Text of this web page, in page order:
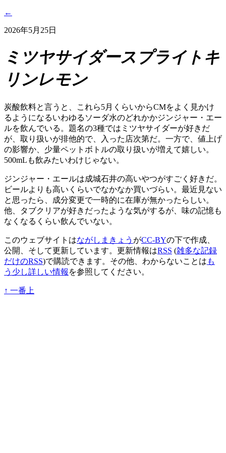
←
2026年5月25日
ミツヤサイダースプライトキ
リンレモン
炭酸飲料と言うと、これら5月くらいからCMをよく見かけ
るようになるいわゆるソーダ水のどれかかジンジャー・エー
ルを飲んでいる。題名の3種ではミツヤサイダーが好きだ
が、取り扱いが排他的で、入った店次第だ。一方で、値上げ
の影響か、少量ペットボトルの取り扱いが増えて嬉しい。
500mLも飲みたいわけじゃない。
ジンジャー・エールは成城石井の高いやつがすごく好きだ。
ビールよりも高いくらいでなかなか買いづらい。最近見ない
と思ったら、成分変更で一時的に在庫が無かったらしい。
他、タブクリアが好きだったような気がするが、味の記憶も
なくなるくらい飲んでいない。
このウェブサイトはながしまきょう がCC-BYの下で作成、
公開、そして更新しています。更新情報はRSS (雑多な記録
だけのRSS)で購読できます。その他、わからないことは も
う少し詳しい情報 を参照してください。
↑ 一番上